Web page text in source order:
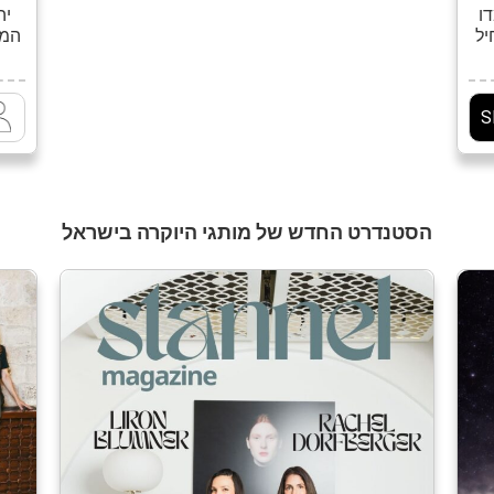
של
הסטנדרט החדש של מותגי היוקרה בישראל